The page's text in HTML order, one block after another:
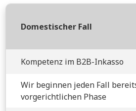
Domestischer Fall
Kompetenz im B2B-Inkasso
Wir beginnen jeden Fall
vorgerichtlichen Phase